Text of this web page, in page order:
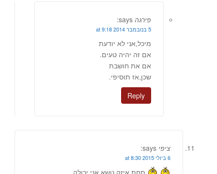
פירגה says:
5 בנובמבר 2014 at 9:18
מיכל,אני לא יודעת
אם זה יהיה טעים.
אם את חושבת
שכן,אז תוסיפי.
Reply
ציפי says:
6 ביולי 2015 at 8:30